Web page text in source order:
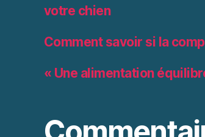
votre chien
Comment savoir si la
« Une alimentation